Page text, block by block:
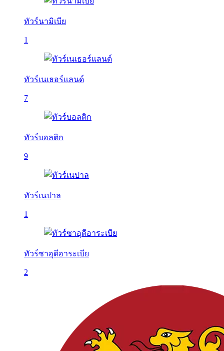
ทัวร์นามิเบีย
1
ทัวร์เนเธอร์แลนด์
7
ทัวร์บอลติก
9
ทัวร์เนปาล
1
ทัวร์ซาอุดีอาระเบีย
2